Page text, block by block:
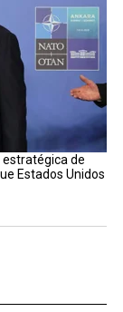
estratégica de
Estados Unidos